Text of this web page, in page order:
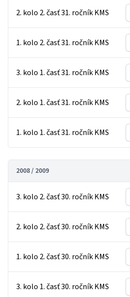
2. kolo 2. časť 31. ročník KMS
1. kolo 2. časť 31. ročník KMS
3. kolo 1. časť 31. ročník KMS
2. kolo 1. časť 31. ročník KMS
1. kolo 1. časť 31. ročník KMS
2008 / 2009
3. kolo 2. časť 30. ročník KMS
2. kolo 2. časť 30. ročník KMS
1. kolo 2. časť 30. ročník KMS
3. kolo 1. časť 30. ročník KMS